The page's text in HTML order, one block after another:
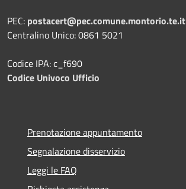
PEC: postacert@pec.comune.montorio.te.it
Centralino Unico: 0861 5021
Codice IPA: c_f690
Codice Univoco Ufficio
Prenotazione appuntamento
Segnalazione disservizio
Leggi le FAQ